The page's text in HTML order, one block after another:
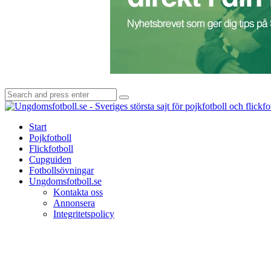
Search
for:
Search
Start
Pojkfotboll
Flickfotboll
Cupguiden
Fotbollsövningar
Ungdomsfotboll.se
Kontakta oss
Annonsera
Integritetspolicy